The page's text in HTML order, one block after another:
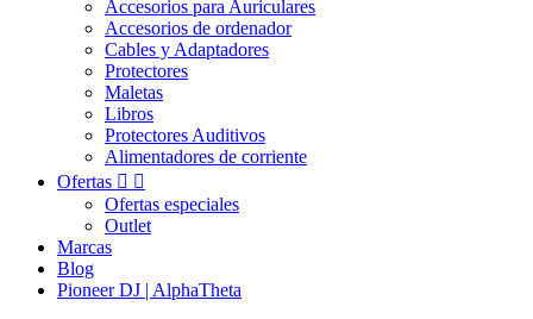
Accesorios para Auriculares
Accesorios de ordenador
Cables y Adaptadores
Protectores
Maletas
Libros
Protectores Auditivos
Alimentadores de corriente
Ofertas  
Ofertas especiales
Outlet
Marcas
Blog
Pioneer DJ | AlphaTheta